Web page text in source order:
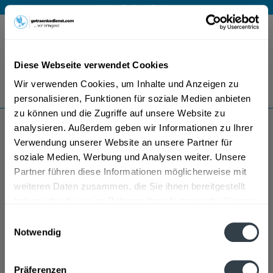
Diese Webseite verwendet Cookies
Wir verwenden Cookies, um Inhalte und Anzeigen zu
personalisieren, Funktionen für soziale Medien anbieten
zu können und die Zugriffe auf unsere Website zu
analysieren. Außerdem geben wir Informationen zu Ihrer
Verwendung unserer Website an unsere Partner für
soziale Medien, Werbung und Analysen weiter. Unsere
Partner führen diese Informationen möglicherweise mit
weiteren Daten zusammen, die Sie ihnen bereitgestellt
Notwendig
Präferenzen
Mo – Fr 9 – 17 Uhr
Menü
Bestellung widerrufen
Es gilt unsere Datenschutzerklärung
Kaltenberg